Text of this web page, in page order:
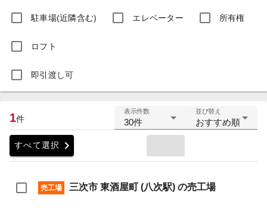
駐車場(近隣含む) エレベーター 所有権
ロフト
即引渡し可
1件
表示件数
30件
並び替え
おすすめ順
すべて選択 chevron_right
売工場 三次市 東酒屋町 (八次駅) の売工場